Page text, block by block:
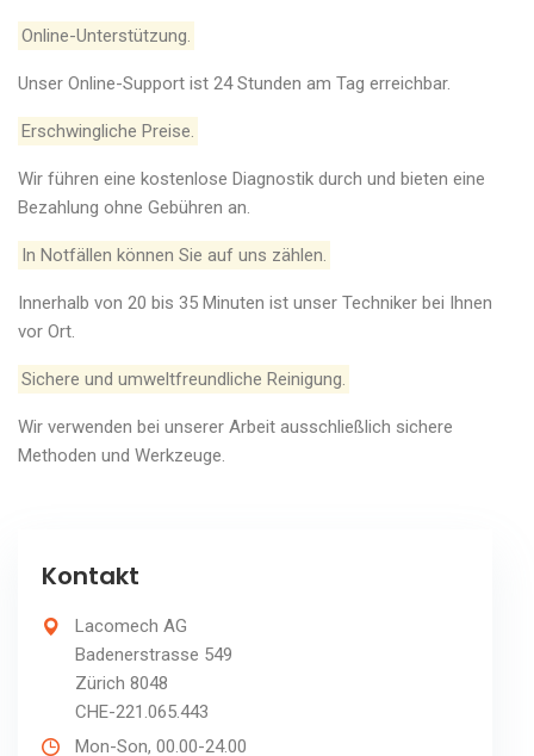
Online-Unterstützung.
Unser Online-Support ist 24 Stunden am Tag erreichbar.
Erschwingliche Preise.
Wir führen eine kostenlose Diagnostik durch und bieten eine
Bezahlung ohne Gebühren an.
In Notfällen können Sie auf uns zählen.
Innerhalb von 20 bis 35 Minuten ist unser Techniker bei Ihnen
vor Ort.
Sichere und umweltfreundliche Reinigung.
Wir verwenden bei unserer Arbeit ausschließlich sichere
Methoden und Werkzeuge.
Kontakt
Lacomech AG
Badenerstrasse 549
Zürich 8048
CHE-221.065.443
Mon-Son, 00.00-24.00